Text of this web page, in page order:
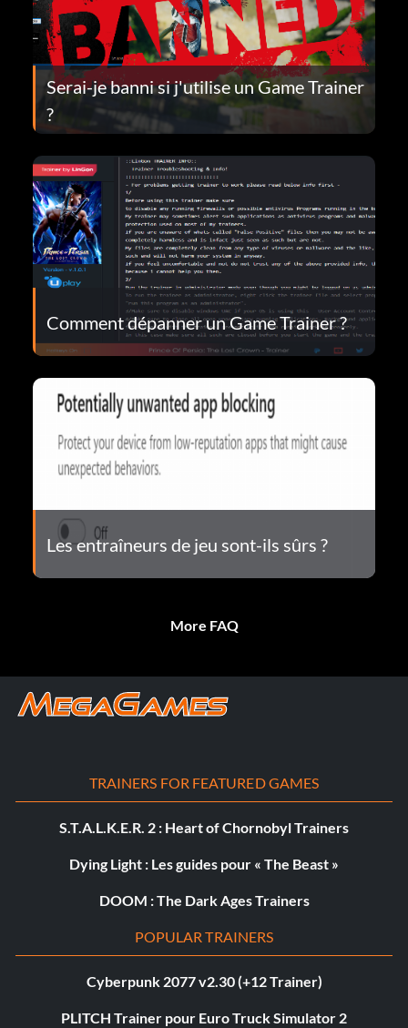
Serai-je banni si j'utilise un Game Trainer
?
Comment dépanner un Game Trainer ?
Les entraîneurs de jeu sont-ils sûrs ?
More FAQ
TRAINERS FOR FEATURED GAMES
S.T.A.L.K.E.R. 2 : Heart of Chornobyl Trainers
Dying Light : Les guides pour « The Beast »
DOOM : The Dark Ages Trainers
POPULAR TRAINERS
Cyberpunk 2077 v2.30 (+12 Trainer)
PLITCH Trainer pour Euro Truck Simulator 2